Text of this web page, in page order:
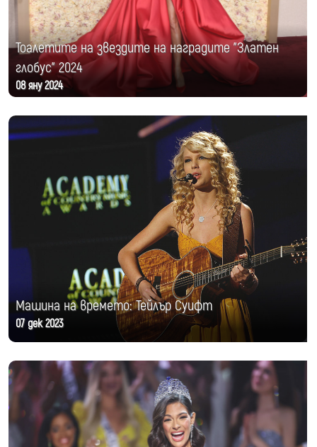
Тоалетите на звездите на наградите "Златен
глобус" 2024
08 яну 2024
Машина на времето: Тейлър Суифт
07 дек 2023